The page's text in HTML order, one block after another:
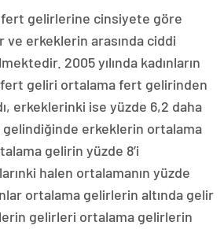
fert gelirlerine cinsiyete göre
ve erkeklerin arasında ciddi
2005 yılında kadınların
fert geliri ortalama fert gelirinden
erkeklerinki ise yüzde 6,2 daha
gelindiğinde erkeklerin ortalama
gelirin yüzde 8’i
halen ortalamanın yüzde
ortalama gelirlerin altında gelir
gelirleri ortalama gelirlerin